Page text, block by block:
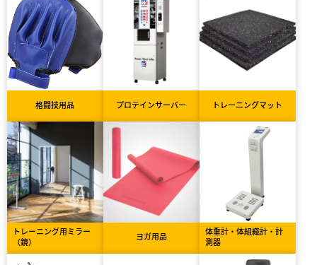
格闘技用品 プロテインサーバー トレーニングマット
トレーニング用ミラー
（鏡）
ヨガ用品
体重計・体組織計・計
測器